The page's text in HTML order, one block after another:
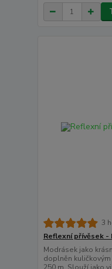
3
Reflexní přívěsek
Modrásek jako
doplněn
250 m. Slouží jako